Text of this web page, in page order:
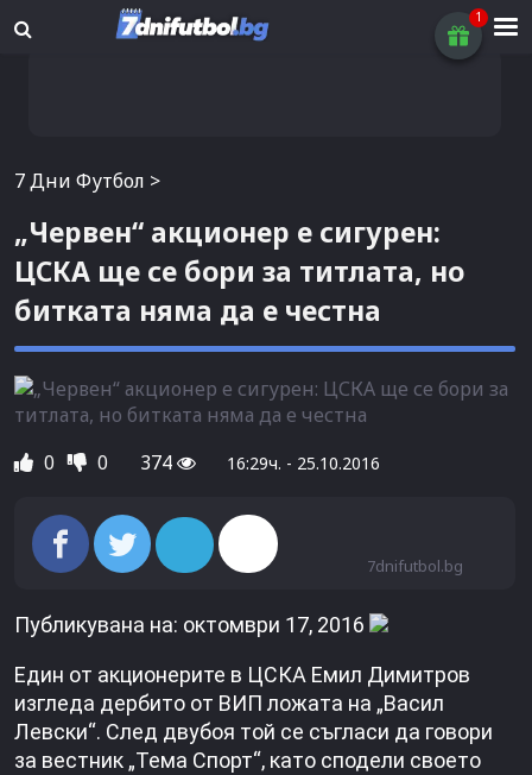
7 Дни Футбол >
„Червен“ акционер е сигурен:
ЦСКА ще се бори за титлата, но
битката няма да е честна
0 0 374 16:29ч. - 25.10.2016
7dnifutbol.bg
Публикувана на: октомври 17, 2016
Един от акционерите в ЦСКА Емил Димитров
изгледа дербито от ВИП ложата на „Васил
Левски“. След двубоя той се съгласи да говори
за вестник „Тема Спорт“, като сподели своето